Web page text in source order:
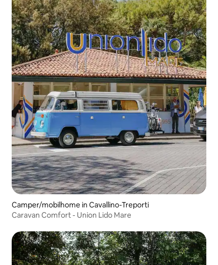
Camper/mobilhome in Cavallino-Treporti
Caravan Comfort - Union Lido Mare